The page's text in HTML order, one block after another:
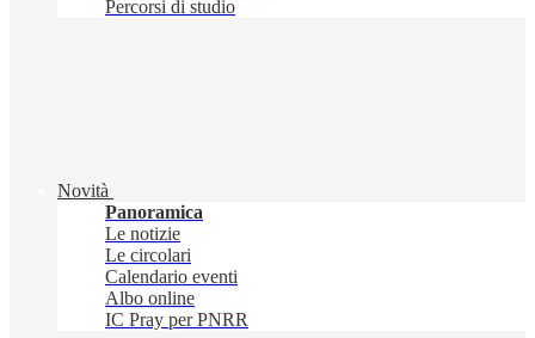
Percorsi di studio
Novità
Panoramica
Le notizie
Le circolari
Calendario eventi
Albo online
IC Pray per PNRR